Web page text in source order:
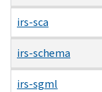
irs-sca
irs-schema
irs-sgml